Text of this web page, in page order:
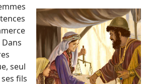
Dans
seul
fils